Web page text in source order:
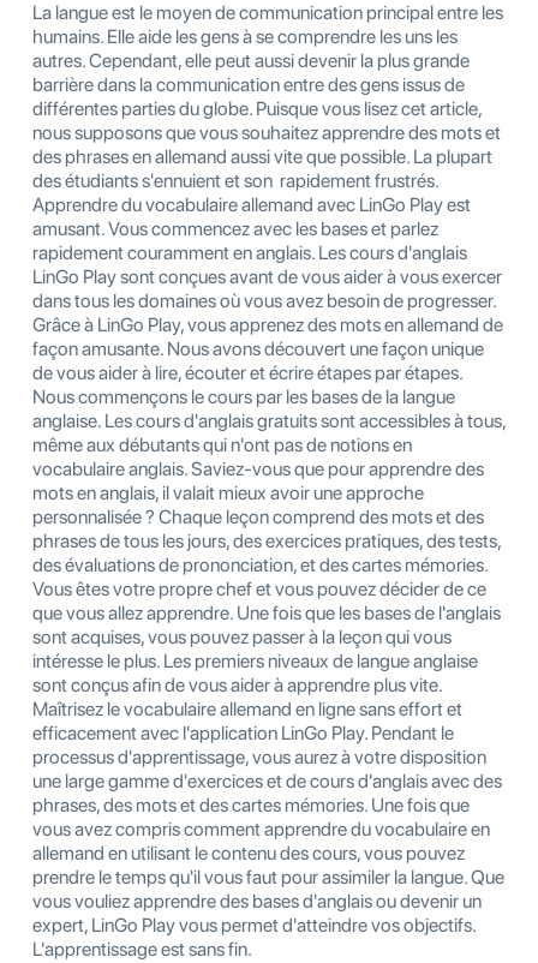
La langue est le moyen de communication principal entre les
humains. Elle aide les gens à se comprendre les uns les
autres. Cependant, elle peut aussi devenir la plus grande
barrière dans la communication entre des gens issus de
différentes parties du globe. Puisque vous lisez cet article,
nous supposons que vous souhaitez apprendre des mots et
des phrases en allemand aussi vite que possible. La plupart
des étudiants s'ennuient et son rapidement frustrés.
Apprendre du vocabulaire allemand avec LinGo Play est
amusant. Vous commencez avec les bases et parlez
rapidement couramment en anglais. Les cours d'anglais
LinGo Play sont conçues avant de vous aider à vous exercer
dans tous les domaines où vous avez besoin de progresser.
Grâce à LinGo Play, vous apprenez des mots en allemand de
façon amusante. Nous avons découvert une façon unique
de vous aider à lire, écouter et écrire étapes par étapes.
Nous commençons le cours par les bases de la langue
anglaise. Les cours d'anglais gratuits sont accessibles à tous,
même aux débutants qui n'ont pas de notions en
vocabulaire anglais. Saviez-vous que pour apprendre des
mots en anglais, il valait mieux avoir une approche
personnalisée ? Chaque leçon comprend des mots et des
phrases de tous les jours, des exercices pratiques, des tests,
des évaluations de prononciation, et des cartes mémories.
Vous êtes votre propre chef et vous pouvez décider de ce
que vous allez apprendre. Une fois que les bases de l'anglais
sont acquises, vous pouvez passer à la leçon qui vous
intéresse le plus. Les premiers niveaux de langue anglaise
sont conçus afin de vous aider à apprendre plus vite.
Maîtrisez le vocabulaire allemand en ligne sans effort et
efficacement avec l'application LinGo Play. Pendant le
processus d'apprentissage, vous aurez à votre disposition
une large gamme d'exercices et de cours d'anglais avec des
phrases, des mots et des cartes mémories. Une fois que
vous avez compris comment apprendre du vocabulaire en
allemand en utilisant le contenu des cours, vous pouvez
prendre le temps qu'il vous faut pour assimiler la langue. Que
vous vouliez apprendre des bases d'anglais ou devenir un
expert, LinGo Play vous permet d'atteindre vos objectifs.
L'apprentissage est sans fin.